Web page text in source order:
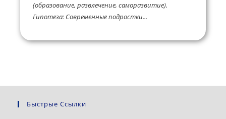
(образование, развлечение, саморазвитие).
Гипотеза: Современные подростки...
Быстрые Ссылки